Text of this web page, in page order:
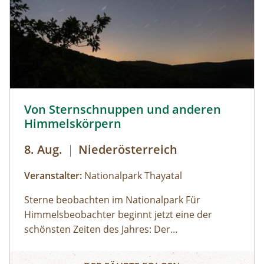
Von Sternschnuppen und anderen
Himmelskörpern
8. Aug. | Niederösterreich
Veranstalter: Nationalpark Thayatal
Sterne beobachten im Nationalpark Für
Himmelsbeobachter beginnt jetzt eine der
schönsten Zeiten des Jahres: Der
verspricht wieder ein beeindruckendes
Von Sternschnuppen und anderen Himmelskörpern